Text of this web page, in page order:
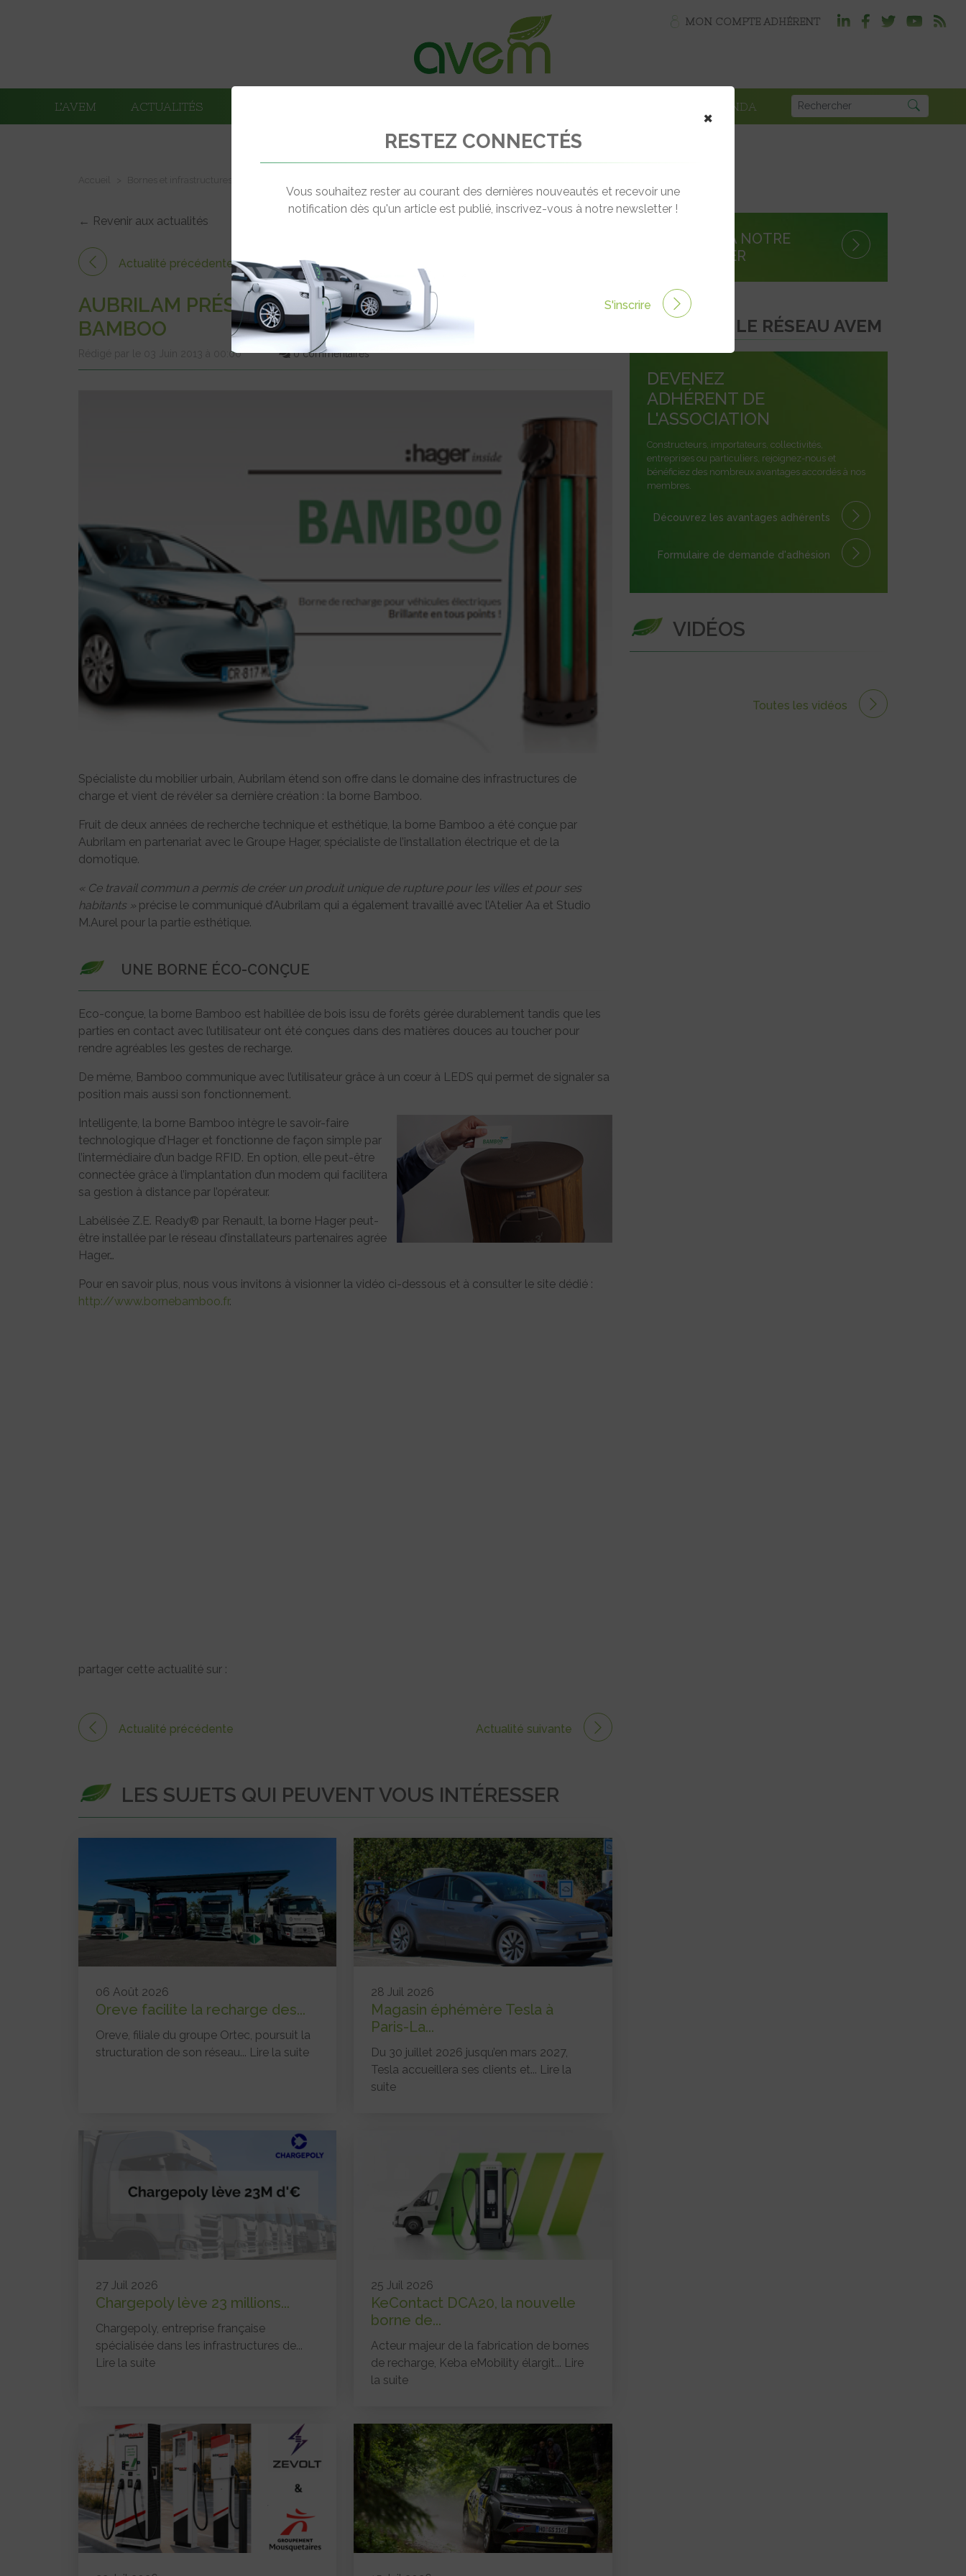
MON COMPTE ADHÉRENT
L’AVEM ACTUALITÉS AGENDA
← Revenir aux actualités
Actualité précédente
AUBRILAM PRÉSENTE SA BORNE DE RECHARGE
BAMBOO
Rédigé par le 03 Juin 2013 à 00:00 0 commentaires
Spécialiste du mobilier urbain, Aubrilam étend son offre dans le domaine des infrastructures de
charge et vient de révéler sa dernière création : la borne Bamboo.
Fruit de deux années de recherche technique et esthétique, la borne Bamboo a été conçue par
Aubrilam en partenariat avec le Groupe Hager, spécialiste de l’installation électrique et de la
domotique.
« Ce travail commun a permis de créer un produit unique de rupture pour les villes et pour ses
habitants » précise le communiqué d’Aubrilam qui a également travaillé avec l’Atelier Aa et Studio
M.Aurel pour la partie esthétique.
UNE BORNE ÉCO-CONÇUE
Eco-conçue, la borne Bamboo est habillée de bois issu de forêts gérée durablement tandis que les
parties en contact avec l’utilisateur ont été conçues dans des matières douces au toucher pour
rendre agréables les gestes de recharge.
De même, Bamboo communique avec l’utilisateur grâce à un cœur à LEDS qui permet de signaler sa
position mais aussi son fonctionnement.
Intelligente, la borne Bamboo intègre le savoir-faire
technologique d’Hager et fonctionne de façon simple par
l’intermédiaire d’un badge RFID. En option, elle peut-être
connectée grâce à l’implantation d’un modem qui facilitera
sa gestion à distance par l’opérateur.
Labélisée Z.E. Ready® par Renault, la borne Hager peut-
être installée par le réseau d’installateurs partenaires agrée
Hager…
Pour en savoir plus, nous vous invitons à visionner la vidéo ci-dessous et à consulter le site dédié :
http://www.bornebamboo.fr.
partager cette actualité sur :
Actualité précédente Actualité suivante
LES SUJETS QUI PEUVENT VOUS INTÉRESSER
06 Août 2026
Oreve facilite la recharge des...
Oreve, filiale du groupe Ortec, poursuit la
structuration de son réseau... Lire la suite
28 Juil 2026
Magasin éphémère Tesla à
Paris-La...
Du 30 juillet 2026 jusqu’en mars 2027,
Tesla accueillera ses clients et... Lire la
suite
27 Juil 2026
Chargepoly lève 23 millions...
Chargepoly, entreprise française
spécialisée dans les infrastructures de...
Lire la suite
25 Juil 2026
KeContact DCA20, la nouvelle
borne de...
Acteur majeur de la fabrication de bornes
de recharge, Keba eMobility élargit... Lire
la suite
S'INSCRIRE À NOTRE
NEWSLETTER
REJOINDRE LE RÉSEAU AVEM
DEVENEZ
ADHÉRENT DE
L'ASSOCIATION
Constructeurs, importateurs, collectivités,
entreprises ou particuliers, rejoignez-nous et
bénéficiez des nombreux avantages accordés à nos
membres.
Découvrez les avantages adhérents
Formulaire de demande d'adhésion
VIDÉOS
Toutes les vidéos
×
RESTEZ CONNECTÉS
Vous souhaitez rester au courant des dernières nouveautés et recevoir une
notification dès qu'un article est publié, inscrivez-vous à notre newsletter !
S'inscrire